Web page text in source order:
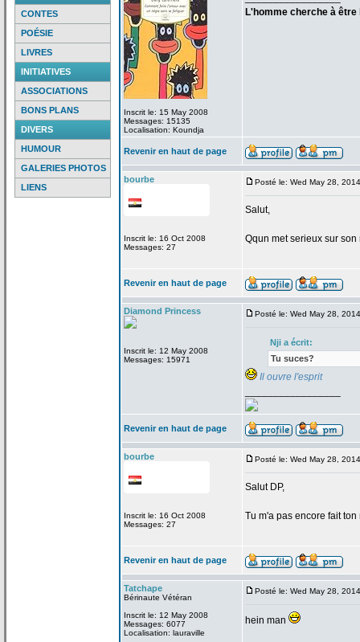
CONTES
POÉSIE
LIVRES
INITIATIVES
ASSOCIATIONS
BONS PLANS
DIVERS
HUMOUR
GALERIES PHOTOS
LIENS
Inscrit le: 15 May 2008
Messages: 15135
Localisation: Koundja
L'homme cherche à
Revenir en haut de page
bourbe
Inscrit le: 16 Oct 2008
Messages: 27
Posté le: Wed May 28,
Salut,
Qqun met serieux sur
Revenir en haut de page
Diamond Princess
Inscrit le: 12 May 2008
Messages: 15971
Posté le: Wed May 28,
Nji a écrit:
Tu suces?
Il ouvre l'esprit
Revenir en haut de page
bourbe
Inscrit le: 16 Oct 2008
Messages: 27
Posté le: Wed May 28,
Salut DP,
Tu m'a pas encore fait ton
Revenir en haut de page
Tatchape
Bérinaute Vétéran
Inscrit le: 12 May 2008
Messages: 6077
Localisation: lauraville
Posté le: Wed May 28,
hein man